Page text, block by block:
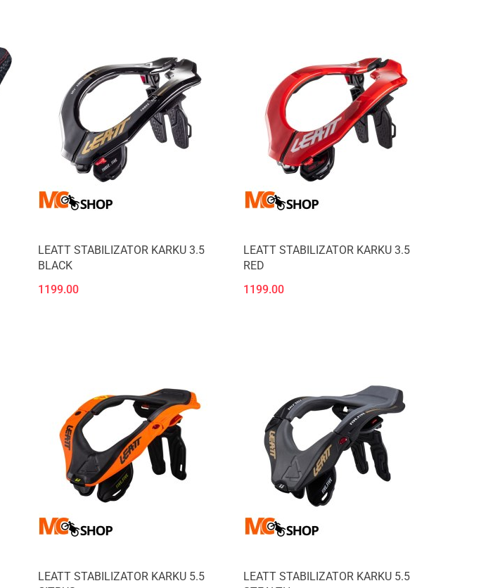
LEATT STABILIZATOR KARKU 3.5
BLACK
1199.00
LEATT STABILIZATOR KARKU 3.5
RED
1199.00
LEATT STABILIZATOR KARKU 5.5
LEATT STABILIZATOR KARKU 5.5